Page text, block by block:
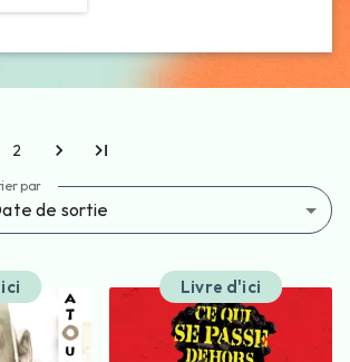
2
par
de sortie
Livre d'ici